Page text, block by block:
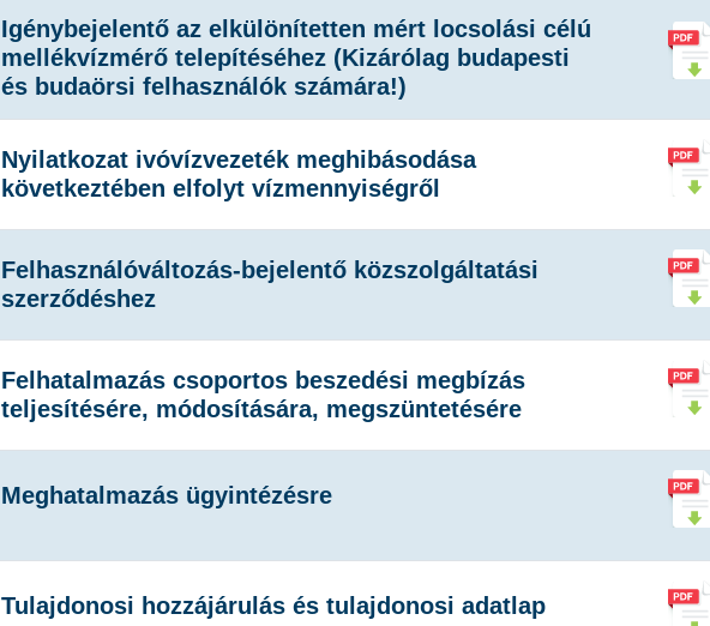
Igénybejelentő az elkülönítetten mért locsolási célú
mellékvízmérő telepítéséhez (Kizárólag budapesti
és budaörsi felhasználók számára!)
Nyilatkozat ivóvízvezeték meghibásodása
következtében elfolyt vízmennyiségről
Felhasználóváltozás-bejelentő közszolgáltatási
szerződéshez
Felhatalmazás csoportos beszedési megbízás
teljesítésére, módosítására, megszüntetésére
Meghatalmazás ügyintézésre
Tulajdonosi hozzájárulás és tulajdonosi adatlap